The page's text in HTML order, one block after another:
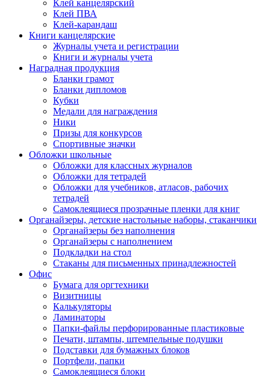
Клей канцелярский
Клей ПВА
Клей-карандаш
Книги канцелярские
Журналы учета и регистрации
Книги и журналы учета
Наградная продукция
Бланки грамот
Бланки дипломов
Кубки
Медали для награждения
Ники
Призы для конкурсов
Спортивные значки
Обложки школьные
Обложки для классных журналов
Обложки для тетрадей
Обложки для учебников, атласов, рабочих
тетрадей
Самоклеящиеся прозрачные пленки для книг
Органайзеры, детские настольные наборы, стаканчики
Органайзеры без наполнения
Органайзеры с наполнением
Подкладки на стол
Стаканы для письменных принадлежностей
Офис
Бумага для оргтехники
Визитницы
Калькуляторы
Ламинаторы
Папки-файлы перфорированные пластиковые
Печати, штампы, штемпельные подушки
Подставки для бумажных блоков
Портфели, папки
Самоклеящиеся блоки